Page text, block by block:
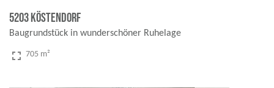
5203 Köstendorf
Baugrundstück in wunderschöner Ruhelage
fullscreen 705 m²